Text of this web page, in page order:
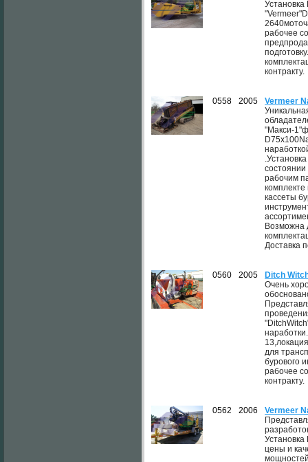
рабочее
контракту.
0558 2005
Vermeer
"Макси-
состоянии
рабочим
комплекте
кассеты
Возможна
Доставка
0560 2005
Ditch
Очень
для
бурового
рабочее
контракту.
0562 2006
Vermeer
цены и